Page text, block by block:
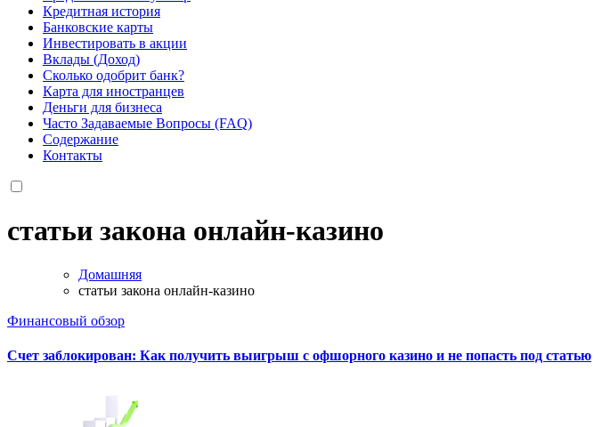
Кредитная история
Банковские карты
Инвестировать в акции
Вклады (Доход)
Сколько одобрит банк?
Карта для иностранцев
Деньги для бизнеса
Часто Задаваемые Вопросы (FAQ)
Содержание
Контакты
статьи закона онлайн-казино
Домашняя
статьи закона онлайн-казино
Финансовый обзор
Счет заблокирован: Как получить выигрыш с офшорного казино и не попасть под статью